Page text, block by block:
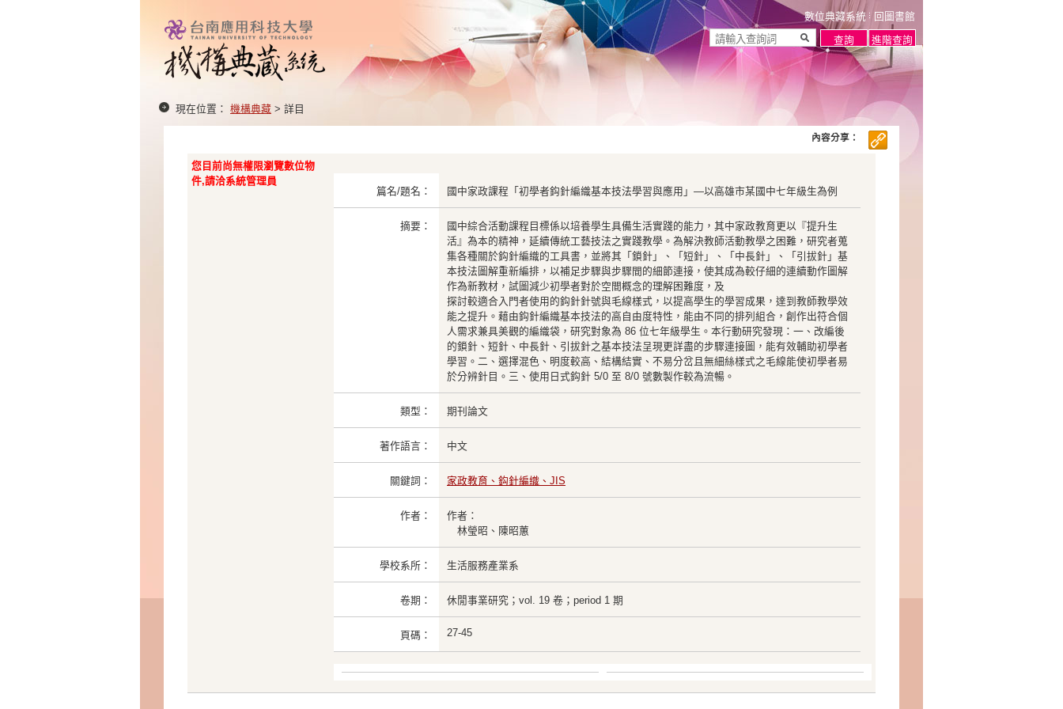
數位典藏系統 回圖書館
現在位置： 機構典藏 > 詳目
您目前尚無權限瀏覽數位物
件,請洽系統管理員
篇名/題名：
國中家政課程「初學者鈎針編織基本技法學習與應用」—以高雄市某國中七年級生為例
摘要：
國中綜合活動課程目標係以培養學生具備生活實踐的能力，其中家政教育更以『提升生
活』為本的精神，延續傳統工藝技法之實踐教學。為解決教師活動教學之困難，研究者蒐
集各種關於鈎針編織的工具書，並將其「鎖針」、「短針」、「中長針」、「引拔針」基
本技法圖解重新編排，以補足步驟與步驟間的細節連接，使其成為較仔細的連續動作圖解
作為新教材，試圖減少初學者對於空間概念的理解困難度，及
探討較適合入門者使用的鈎針針號與毛線樣式，以提高學生的學習成果，達到教師教學效
能之提升。藉由鈎針編織基本技法的高自由度特性，能由不同的排列組合，創作出符合個
人需求兼具美觀的編織袋，研究對象為 86 位七年級學生。本行動研究發現：一、改編後
的鎖針、短針、中長針、引拔針之基本技法呈現更詳盡的步驟連接圖，能有效輔助初學者
學習。二、選擇混色、明度較高、結構結實、不易分岔且無細絲樣式之毛線能使初學者易
於分辨針目。三、使用日式鈎針 5/0 至 8/0 號數製作較為流暢。
類型： 期刊論文
著作語言： 中文
關鍵詞： 家政教育、鈎針編織、JIS
作者：
作者：
林瑩昭、陳昭蕙
學校系所： 生活服務產業系
卷期： 休閒事業研究；vol. 19 卷；period 1 期
頁碼： 27-45
內容分享：